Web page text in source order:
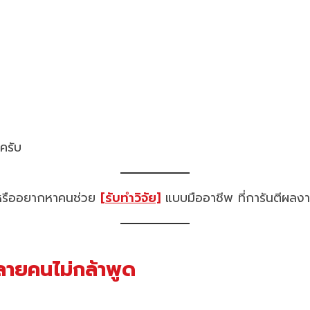
รับ
ออยากหาคนช่วย [รับทำวิจัย] แบบมืออาชีพ ที่การันตีผลง
ยคนไม่กล้าพูด